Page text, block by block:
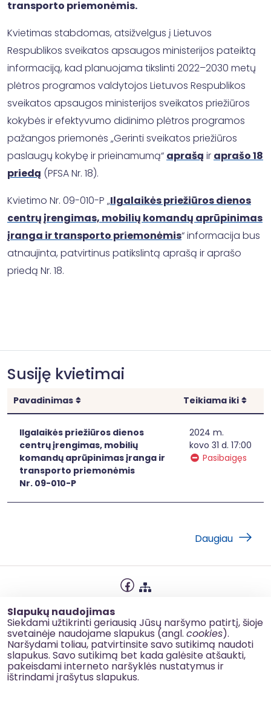
Slapukų naudojimas
Siekdami užtikrinti geriausią Jūsų naršymo patirtį, šioje
svetainėje naudojame slapukus (angl. cookies).
Naršydami toliau, patvirtinsite savo sutikimą naudoti
slapukus. Savo sutikimą bet kada galėsite atšaukti,
pakeisdami interneto naršyklės nustatymus ir
ištrindami įrašytus slapukus.
transporto priemonėmis.
Kvietimas stabdomas, atsižvelgus į Lietuvos
Respublikos sveikatos apsaugos ministerijos pateiktą
informaciją, kad planuojama tikslinti 2022–2030 metų
plėtros programos valdytojos Lietuvos Respublikos
sveikatos apsaugos ministerijos sveikatos priežiūros
kokybės ir efektyvumo didinimo plėtros programos
pažangos priemonės „Gerinti sveikatos priežiūros
paslaugų kokybę ir prieinamumą“ aprašą ir aprašo 18
priedą (PFSA Nr. 18).
Kvietimo Nr. 09-010-P „Ilgalaikės priežiūros dienos
centrų įrengimas, mobilių komandų aprūpinimas
įranga ir transporto priemonėmis“ informacija bus
atnaujinta, patvirtinus patikslintą aprašą ir aprašo
priedą Nr. 18.
Susiję kvietimai
Pavadinimas Rikiuoti Teikiama iki
Ilgalaikės priežiūros dienos
centrų įrengimas, mobilių
komandų aprūpinimas įranga ir
transporto priemonėmis
Nr. 09-010-P
2024 m.
kovo 31 d. 17:00
Pasibaigęs
Daugiau
Slapukų naudojimas
Korupcijos prevencija
Kontaktai